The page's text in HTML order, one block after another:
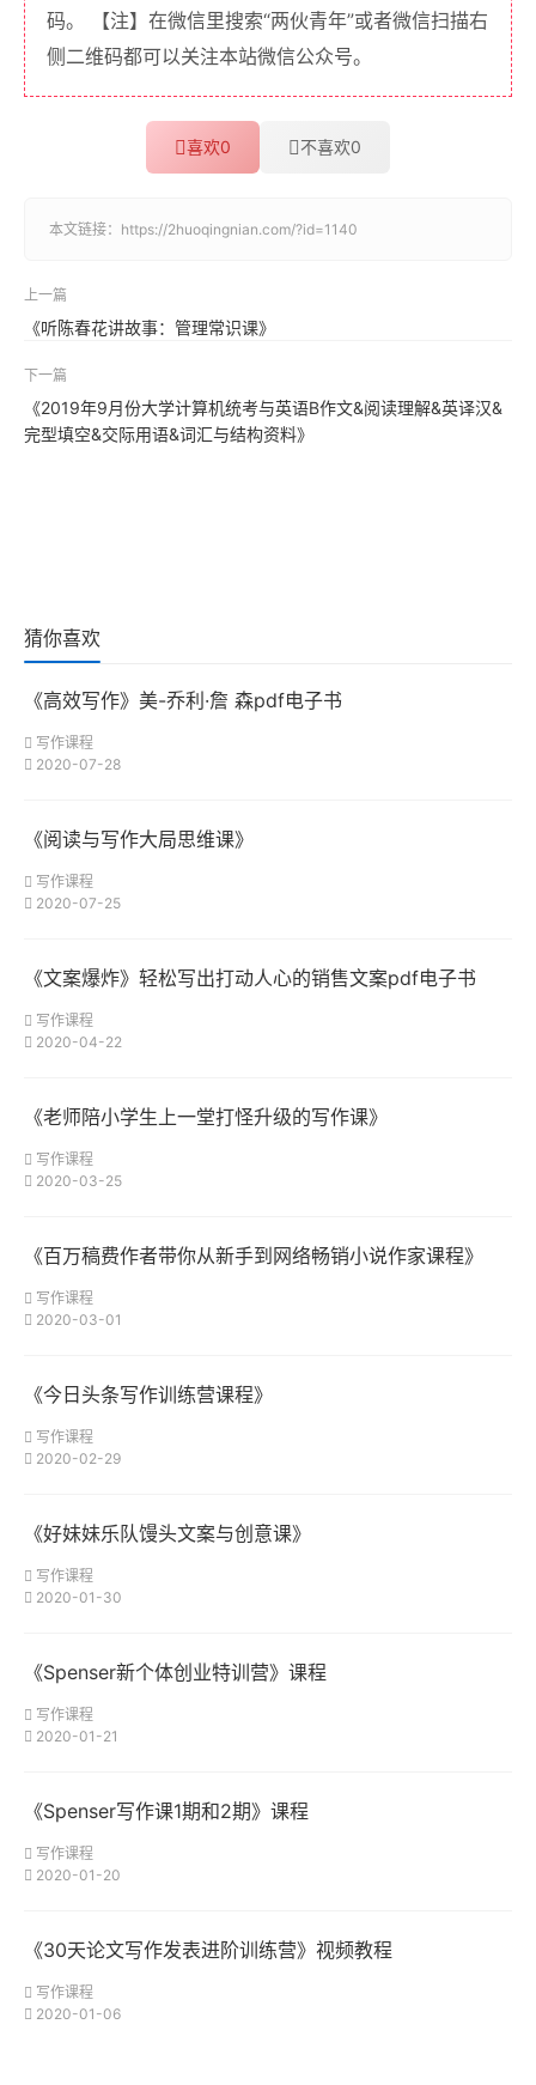
码。 【注】在微信里搜索“两伙青年”或者微信扫描右
侧二维码都可以关注本站微信公众号。
喜欢0 不喜欢0
本文链接： https://2huoqingnian.com/?id=1140
上一篇
《听陈春花讲故事：管理常识课》
下一篇
《2019年9月份大学计算机统考与英语B作文&阅读理解&英译汉&
完型填空&交际用语&词汇与结构资料》
猜你喜欢
《高效写作》美-乔利·詹 森pdf电子书
写作课程
2020-07-28
《阅读与写作大局思维课》
写作课程
2020-07-25
《文案爆炸》轻松写出打动人心的销售文案pdf电子书
写作课程
2020-04-22
《老师陪小学生上一堂打怪升级的写作课》
写作课程
2020-03-25
《百万稿费作者带你从新手到网络畅销小说作家课程》
写作课程
2020-03-01
《今日头条写作训练营课程》
写作课程
2020-02-29
《好妹妹乐队馒头文案与创意课》
写作课程
2020-01-30
《Spenser新个体创业特训营》课程
写作课程
2020-01-21
《Spenser写作课1期和2期》课程
写作课程
2020-01-20
《30天论文写作发表进阶训练营》视频教程
写作课程
2020-01-06